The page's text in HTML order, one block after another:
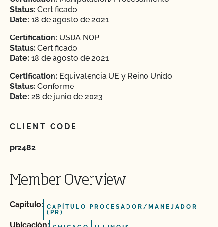
Status: Certificado
Date: 18 de agosto de 2021
Certification: USDA NOP
Status: Certificado
Date: 18 de agosto de 2021
Certification: Equivalencia UE y Reino Unido
Status: Conforme
Date: 28 de junio de 2023
CLIENT CODE
pr2482
Member Overview
Capítulo: CAPÍTULO PROCESADOR/MANEJADOR
(PR)
Ubicación: